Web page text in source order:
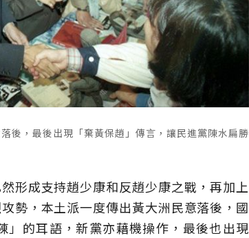
後，最後出現「棄黃保趙」傳言，讓民進黨陳水扁勝
形成支持趙少康和反趙少康之戰，再加上
勢，本土派一度傳出黃大洲民意落後，國
」的耳語，新黨亦藉機操作，最後也出現